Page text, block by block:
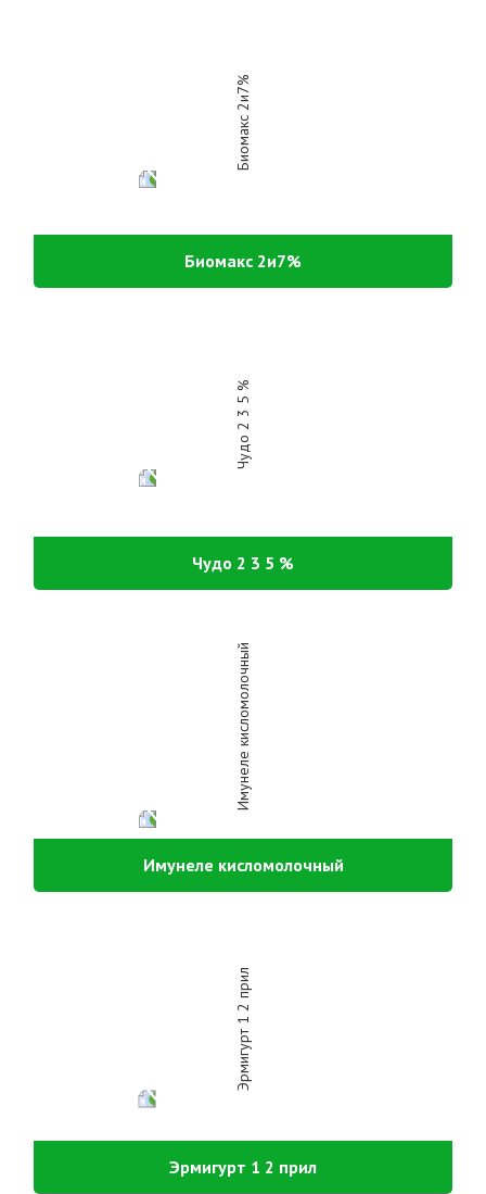
Биомакс 2и7%
Чудо 2 3 5 %
Имунеле кисломолочный
Эрмигурт 1 2 прил